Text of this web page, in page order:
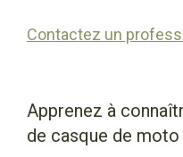
Contactez un
Apprenez à
de casque de moto